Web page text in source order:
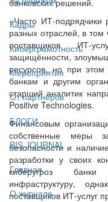
Кадры
Киберграмотность
Мероприятия
От партнёров
БЛОГИ
BIS JOURNAL
Главная
О журнале
«Часто ИТ-
разных отраслей, в том
поставщиков ИТ-
защищённости,
ресурсов, но при этом
банкам и другим
старший аналитик
Positive Technologies.
Финансовым
собственные меры
безопасности и
разработки у своих
киберугроз банки
инфраструктуру,
поставщиков ИТ-услуг